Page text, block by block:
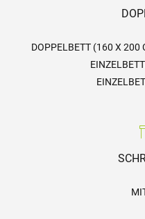
DOPPELBETT (160 X 200